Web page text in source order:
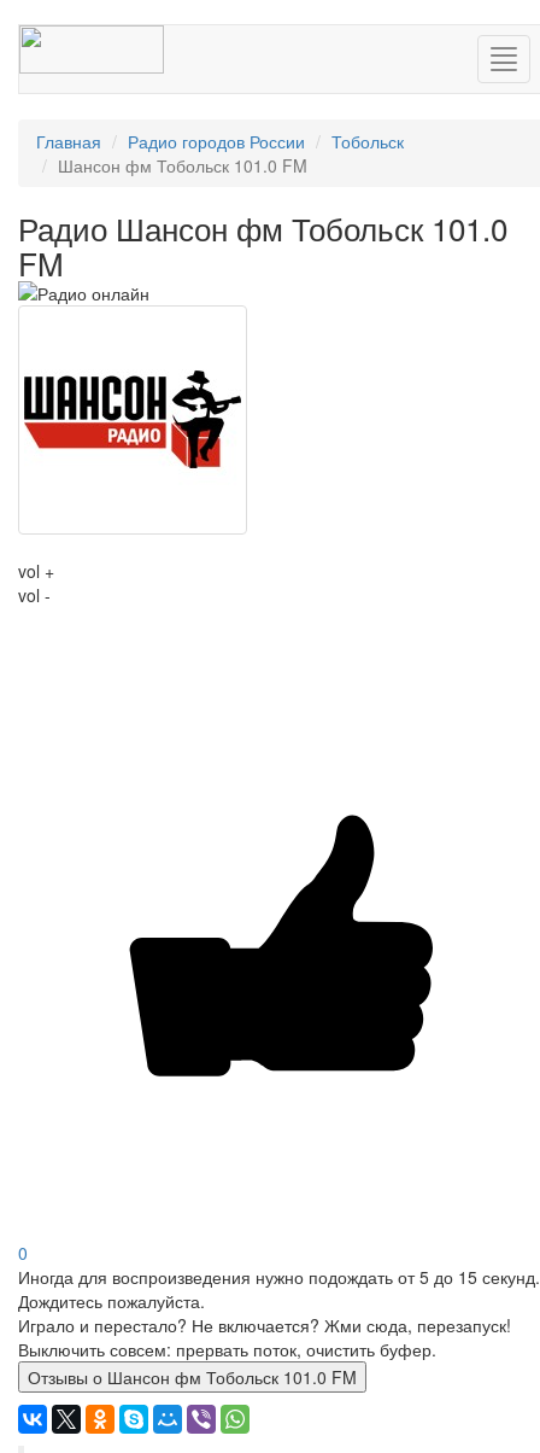
Главная Радио городов России
Тобольск
Шансон фм Тобольск 101.0 FM
Радио Шансон фм Тобольск 101.0
FM
vol +
vol -
0
Иногда для воспроизведения нужно подождать от 5 до 15 секунд.
Дождитесь пожалуйста.
Играло и перестало? Не включается? Жми сюда, перезапуск!
Выключить совсем: прервать поток, очистить буфер.
Отзывы о Шансон фм Тобольск 101.0 FM